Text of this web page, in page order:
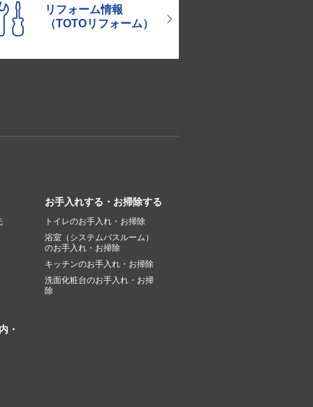
リフォーム情報
（TOTOリフォーム）
お手入れする・お掃除する
トイレのお手入れ・お掃除
浴室（システムバスルーム）
のお手入れ・お掃除
キッチンのお手入れ・お掃除
洗面化粧台のお手入れ・お掃
除
・